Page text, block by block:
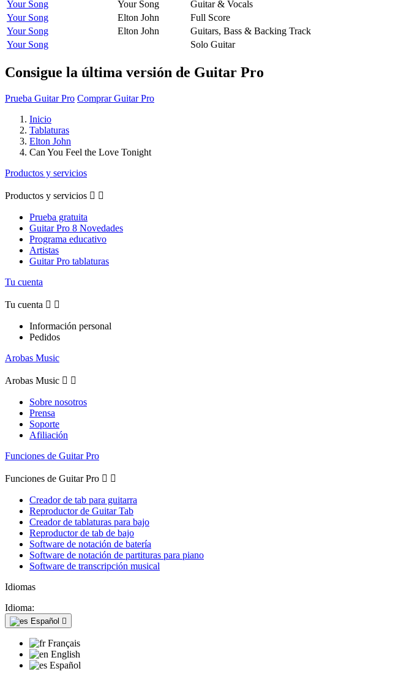
Your Song
Your Song
Guitar & Vocals
Your Song
Elton John
Full Score
Your Song
Elton John
Guitars, Bass & Backing Track
Your Song
Solo Guitar
Consigue la última versión de Guitar Pro
Prueba Guitar Pro Comprar Guitar Pro
Inicio
Tablaturas
Elton John
Can You Feel the Love Tonight
Productos y servicios
Productos y servicios  
Prueba gratuita
Guitar Pro 8 Novedades
Programa educativo
Artistas
Guitar Pro tablaturas
Tu cuenta
Tu cuenta  
Información personal
Pedidos
Arobas Music
Arobas Music  
Sobre nosotros
Prensa
Soporte
Afiliación
Funciones de Guitar Pro
Funciones de Guitar Pro  
Creador de tab para guitarra
Reproductor de Guitar Tab
Creador de tablaturas para bajo
Reproductor de tab de bajo
Software de notación de batería
Software de notación de partituras para piano
Software de transcripción musical
Idiomas
Idioma:
Español 
Français
English
Español